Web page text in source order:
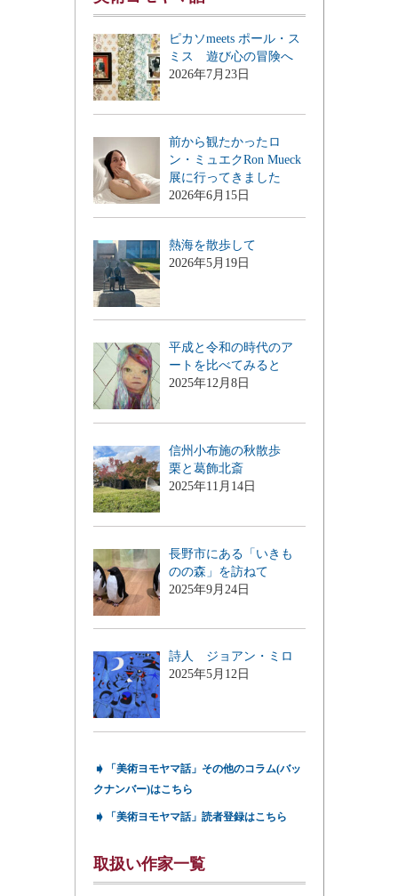
ピカソmeets ポール・ス
ミス 遊び心の冒険へ
2026年7月23日
前から観たかったロ
ン・ミュエクRon Mueck
展に行ってきました
2026年6月15日
熱海を散歩して
2026年5月19日
平成と令和の時代のア
ートを比べてみると
2025年12月8日
信州小布施の秋散歩
栗と葛飾北斎
2025年11月14日
長野市にある「いきも
のの森」を訪ねて
2025年9月24日
詩人 ジョアン・ミロ
2025年5月12日
➧
「美術ヨモヤマ話」その他のコラム(バッ
クナンバー)はこちら
➧ 「美術ヨモヤマ話」読者登録はこちら
取扱い作家一覧